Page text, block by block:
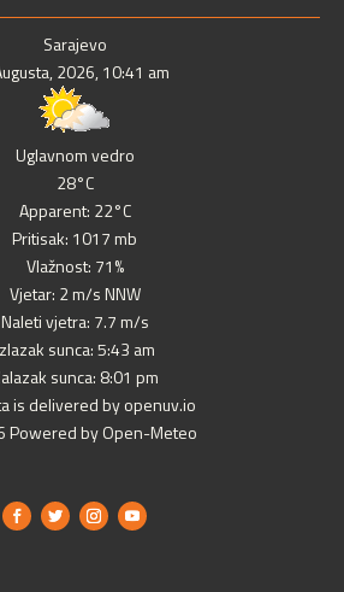
Sarajevo
2026, 10:41 am
Uglavnom vedro
28°C
Apparent: 22°C
Pritisak: 1017 mb
Vlažnost: 71%
Vjetar: 2 m/s NNW
Naleti vjetra: 7.7 m/s
sunca: 5:43 am
sunca: 8:01 pm
is delivered by openuv.io
Powered by Open-Meteo